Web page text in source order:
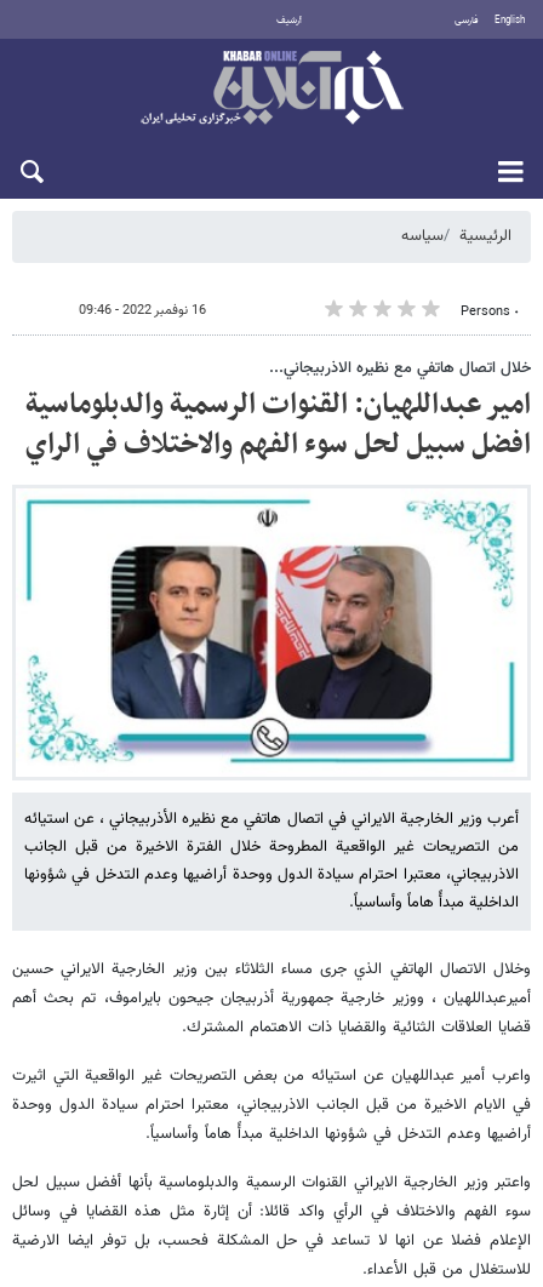
English فارسی أرشيف
الرئيسية سیاسه
٠ Persons 16 نوفمبر 2022 - 09:46
خلال اتصال هاتفي مع نظيره الاذربيجاني...
امير عبداللهيان: القنوات الرسمية والدبلوماسية
افضل سبيل لحل سوء الفهم والاختلاف في الراي
أعرب وزير الخارجية الايراني في اتصال هاتفي مع نظيره الأذربيجاني ، عن استيائه
من التصريحات غير الواقعية المطروحة خلال الفترة الاخيرة من قبل الجانب
الاذربيجاني، معتبرا احترام سيادة الدول ووحدة أراضيها وعدم التدخل في شؤونها
الداخلية مبدأً هاماً وأساسياً.
وخلال الاتصال الهاتفي الذي جرى مساء الثلاثاء بين وزير الخارجية الايراني حسين
أميرعبداللهيان ، ووزير خارجية جمهورية أذربيجان جيحون بايراموف، تم بحث أهم
قضايا العلاقات الثنائية والقضايا ذات الاهتمام المشترك.
واعرب أمير عبداللهيان عن استيائه من بعض التصريحات غير الواقعية التي اثيرت
في الايام الاخيرة من قبل الجانب الاذربيجاني، معتبرا احترام سيادة الدول ووحدة
أراضيها وعدم التدخل في شؤونها الداخلية مبدأً هاماً وأساسياً.
واعتبر وزير الخارجية الايراني القنوات الرسمية والدبلوماسية بأنها أفضل سبيل لحل
سوء الفهم والاختلاف في الرأي واكد قائلا: أن إثارة مثل هذه القضايا في وسائل
الإعلام فضلا عن انها لا تساعد في حل المشكلة فحسب، بل توفر ايضا الارضية
للاستغلال من قبل الأعداء.